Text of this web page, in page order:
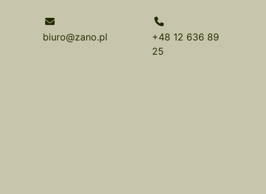
biuro@zano.pl
+48 12 636 89
25